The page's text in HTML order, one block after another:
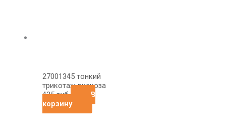
27001345 тонкий
трикотаж вискоза
425руб
В
корзину